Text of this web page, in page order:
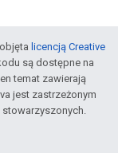
licencją Creative
są dostępne na
temat zawierają
jest zastrzeżonym